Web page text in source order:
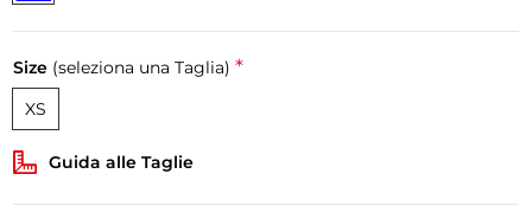
Size (seleziona una Taglia) *
XS
Guida alle Taglie